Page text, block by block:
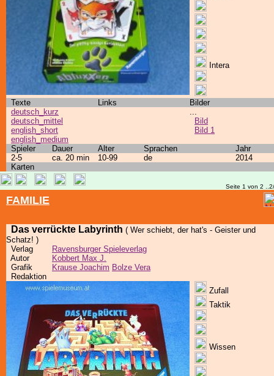
Intera
Texte Links
Bilder
deutsch_kurz
deutsch_mittel
english_short
english_medium
...
Bild
Bild 1
Spieler
Dauer Alter Sprachen
Jahr
2-5
ca. 20 min 10-99 de
2014
Karten
Seite 1 von 2
FAMILIE
Das verrückte Labyrinth ( Wer schiebt, der hat's - Geister und
Schatz! )
Verlag
Ravensburger Spieleverlag
Autor
Kobbert Max J.
Grafik
Krause Joachim Bolze Vera
Redaktion
Zufall
Taktik
Wissen